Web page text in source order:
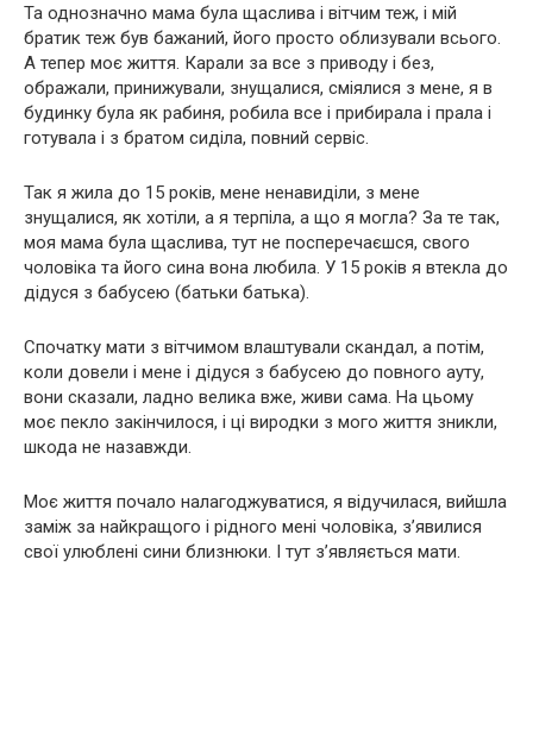
Та однозначно мама була щаслива і вітчим теж, і мій
братик теж був бажаний, його просто облизували всього.
А тепер моє життя. Карали за все з приводу і без,
ображали, принижували, знущалися, сміялися з мене, я в
будинку була як рабиня, робила все і прибирала і прала і
готувала і з братом сиділа, повний сервіс.
Так я жила до 15 років, мене ненавиділи, з мене
знущалися, як хотіли, а я терпіла, а що я могла? За те так,
моя мама була щаслива, тут не посперечаєшся, свого
чоловіка та його сина вона любила. У 15 років я втекла до
дідуся з бабусею (батьки батька).
Спочатку мати з вітчимом влаштували скандал, а потім,
коли довели і мене і дідуся з бабусею до повного ауту,
вони сказали, ладно велика вже, живи сама. На цьому
моє пекло закінчилося, і ці виродки з мого життя зникли,
шкода не назавжди.
Моє життя почало налагоджуватися, я відучилася, вийшла
заміж за найкращого і рідного мені чоловіка, з’явилися
свої улюблені сини близнюки. І тут з’являється мати.